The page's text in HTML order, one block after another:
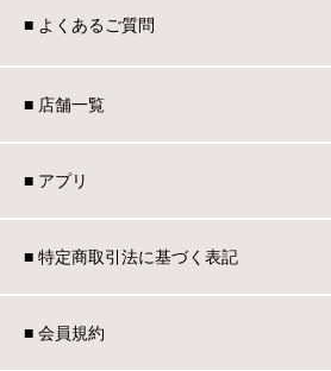
■ よくあるご質問
■ 店舗一覧
■ アプリ
■ 特定商取引法に基づく表記
■ 会員規約